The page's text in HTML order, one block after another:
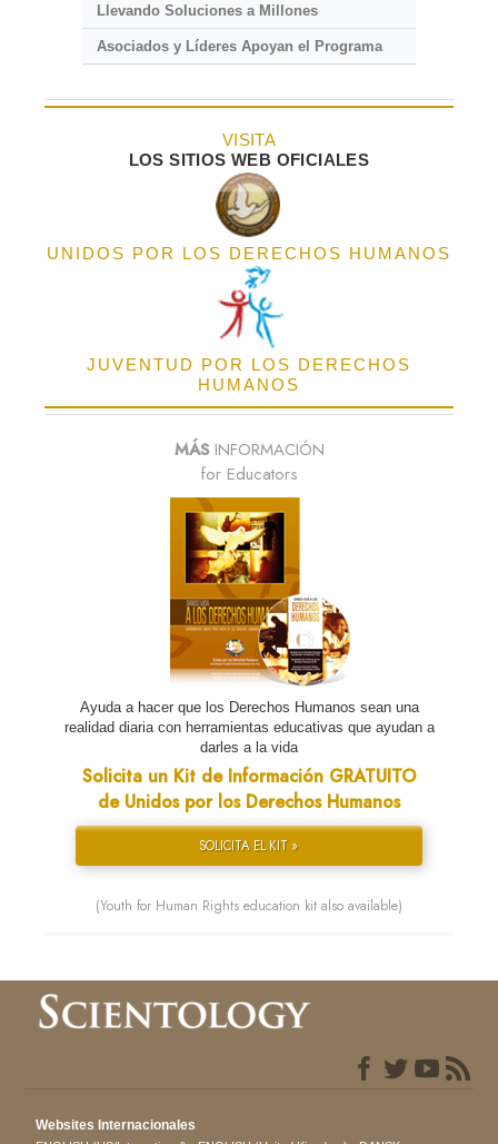
Llevando Soluciones a Millones
Asociados y Líderes Apoyan el Programa
VISITA
LOS SITIOS WEB OFICIALES
UNIDOS POR LOS DERECHOS HUMANOS
JUVENTUD POR LOS DERECHOS
HUMANOS
MÁSINFORMACIÓN
for Educators
Ayuda a hacer que los Derechos Humanos sean una
realidad diaria con herramientas educativas que ayudan a
darles a la vida
Solicita un Kit de Información GRATUITO
de Unidos por los Derechos Humanos
SOLICITA EL KIT »
(Youth for Human Rights education kit also available)
Websites Internacionales